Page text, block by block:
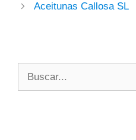
Aceitunas Callosa SL